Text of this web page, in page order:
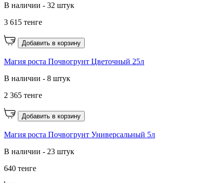
В наличии - 32 штук
3 615 тенге
Добавить в корзину
Магия роста Почвогрунт Цветочный 25л
В наличии - 8 штук
2 365 тенге
Добавить в корзину
Магия роста Почвогрунт Универсальный 5л
В наличии - 23 штук
640 тенге